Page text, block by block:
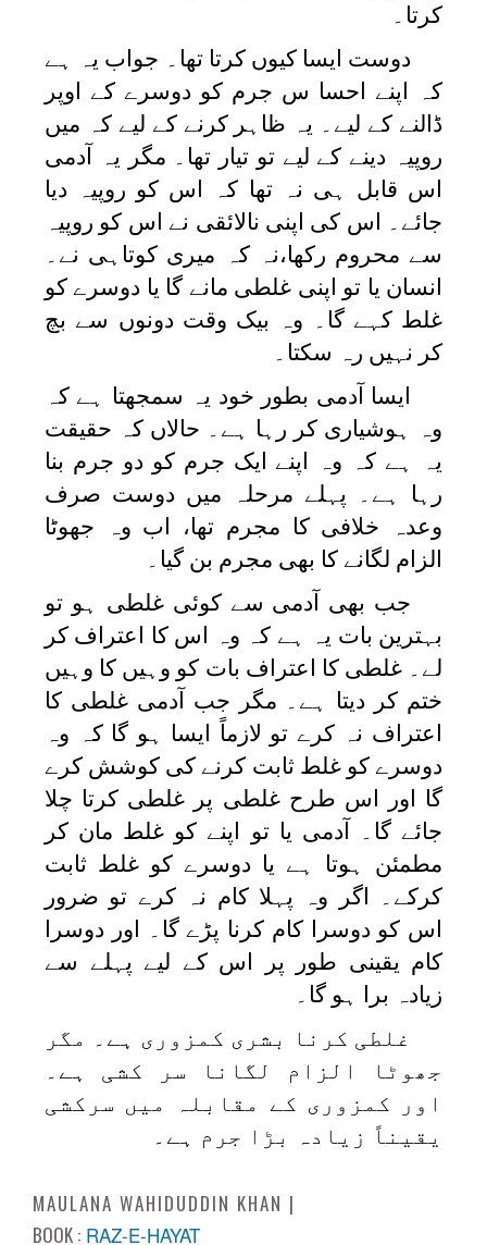
کرتا۔
دوست ایسا کیوں کرتا تھا۔ جواب یہ ہے
کہ اپنے احسا س جرم کو دوسرے کے اوپر
ڈالنے کے لیے۔ یہ ظاہر کرنے کے لیے کہ میں
روپیہ دینے کے لیے تو تیار تھا۔ مگر یہ آدمی
اس قابل ہی نہ تھا کہ اس کو روپیہ دیا
جائے۔ اس کی اپنی نالائقی نے اس کو روپیہ
سے محروم رکھا،نہ کہ میری کوتاہی نے۔
انسان یا تو اپنی غلطی مانے گا یا دوسرے کو
غلط کہے گا۔ وہ بیک وقت دونوں سے بچ
کر نہیں رہ سکتا۔
ایسا آدمی بطور خود یہ سمجھتا ہے کہ
وہ ہوشیاری کر رہا ہے۔ حالاں کہ حقیقت
یہ ہے کہ وہ اپنے ایک جرم کو دو جرم بنا
رہا ہے۔ پہلے مرحلہ میں دوست صرف
وعدہ خلافی کا مجرم تھا، اب وہ جھوٹا
الزام لگانے کا بھی مجرم بن گیا۔
جب بھی آدمی سے کوئی غلطی ہو تو
بہترین بات یہ ہے کہ وہ اس کا اعتراف کر
لے۔ غلطی کا اعتراف بات کو وہیں کا وہیں
ختم کر دیتا ہے۔ مگر جب آدمی غلطی کا
اعتراف نہ کرے تو لازماً ایسا ہو گا کہ وہ
دوسرے کو غلط ثابت کرنے کی کوشش کرے
گا اور اس طرح غلطی پر غلطی کرتا چلا
جائے گا۔ آدمی یا تو اپنے کو غلط مان کر
مطمئن ہوتا ہے یا دوسرے کو غلط ثابت
کرکے۔ اگر وہ پہلا کام نہ کرے تو ضرور
اس کو دوسرا کام کرنا پڑے گا۔ اور دوسرا
کام یقینی طور پر اس کے لیے پہلے سے
زیادہ برا ہو گا۔
غلطی کرنا بشری کمزوری ہے۔ مگر
جھوٹا الزام لگانا سر کشی ہے۔
اور کمزوری کے مقابلہ میں سرکشی
یقیناً زیادہ بڑا جرم ہے۔
MAULANA WAHIDUDDIN KHAN
BOOK : RAZ-E-HAYAT